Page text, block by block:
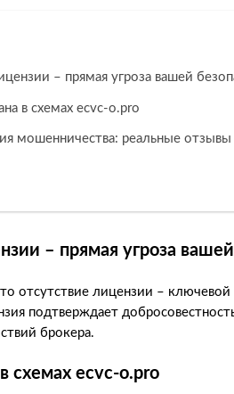
– прямая угроза вашей
в схемах ecvc-o.pro
мошенничества: реальные отзывы
– прямая угроза
отсутствие лицензии –
подтверждает
брокера.
схемах ecvc-o.pro